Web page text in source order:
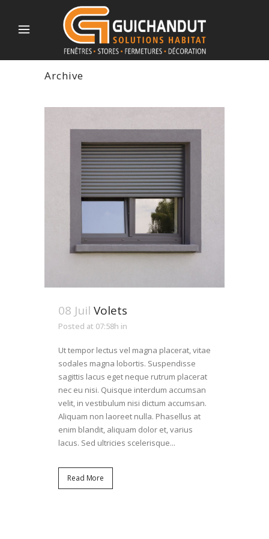
Archive
08 Juil Volets
Posted at 07:58h in
Ut tempor lectus vel magna placerat, vitae
sodales magna lobortis. Suspendisse
sagittis lacus eget neque rutrum placerat
nec eu nisi. Quisque interdum accumsan
velit, in vestibulum nisi dictum accumsan.
Aliquam non laoreet nulla. Phasellus at
enim blandit, aliquam dolor et, varius
lacus. Sed ultricies scelerisque...
Read More